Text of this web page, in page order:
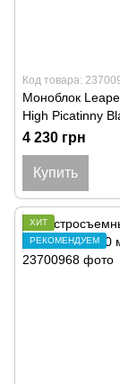
Код товара:
Моноблок
High Picatinny
4 230 грн
Купить
ХИТ
РЕКОМЕНДУЕМ